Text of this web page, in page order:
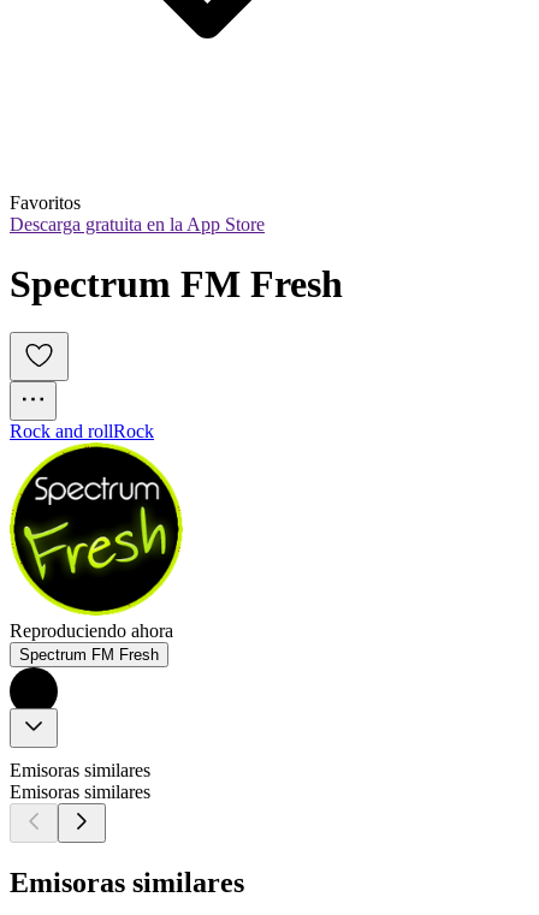
Favoritos
Descarga gratuita en la App Store
Spectrum FM Fresh
Rock and rollRock
Reproduciendo ahora
Spectrum FM Fresh
Emisoras similares
Emisoras similares
Emisoras similares